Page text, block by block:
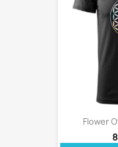
Flower